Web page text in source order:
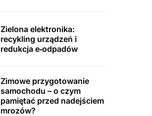
Zielona elektronika:
recykling urządzeń i
redukcja e‑odpadów
Zimowe przygotowanie
samochodu – o czym
pamiętać przed nadejściem
mrozów?